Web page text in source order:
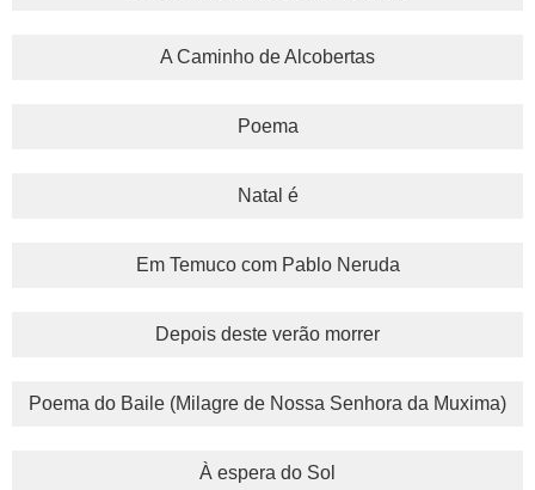
A Caminho de Alcobertas
Poema
Natal é
Em Temuco com Pablo Neruda
Depois deste verão morrer
Poema do Baile (Milagre de Nossa Senhora da Muxima)
À espera do Sol